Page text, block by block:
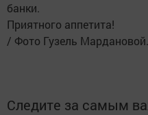
банки.
Приятного аппетита!
/ Фото Гузель Мардановой.
Следите за самым